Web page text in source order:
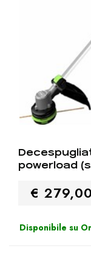
powerload
€ 279,00
Disponibile su